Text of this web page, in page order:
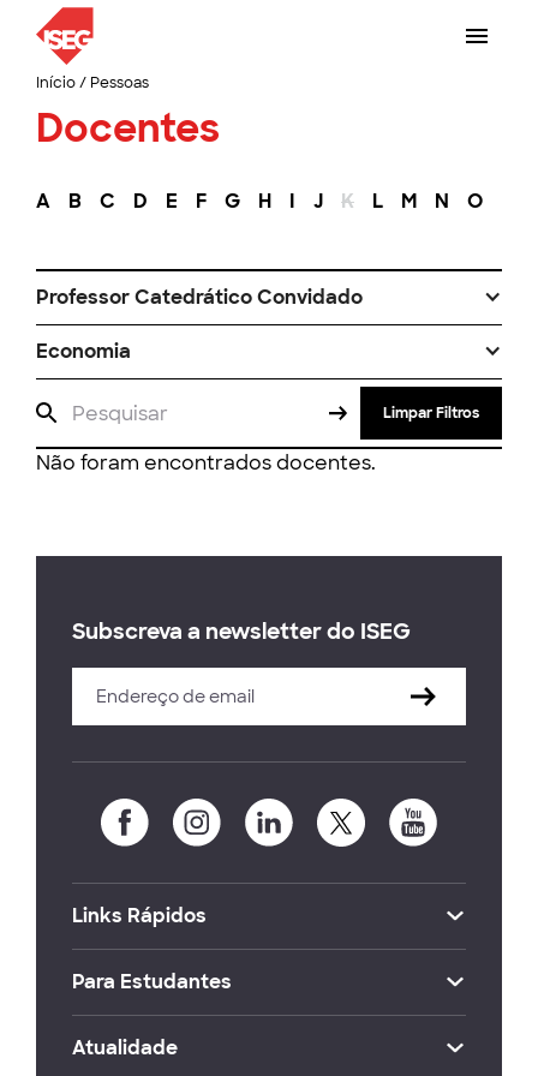
Início/ Pessoas
Docentes
A B C D E F G H I J K L M N O
Professor Catedrático Convidado
Economia
Limpar Filtros
Não foram encontrados docentes.
Subscreva a newsletter do ISEG
Links Rápidos
Para Estudantes
Atualidade